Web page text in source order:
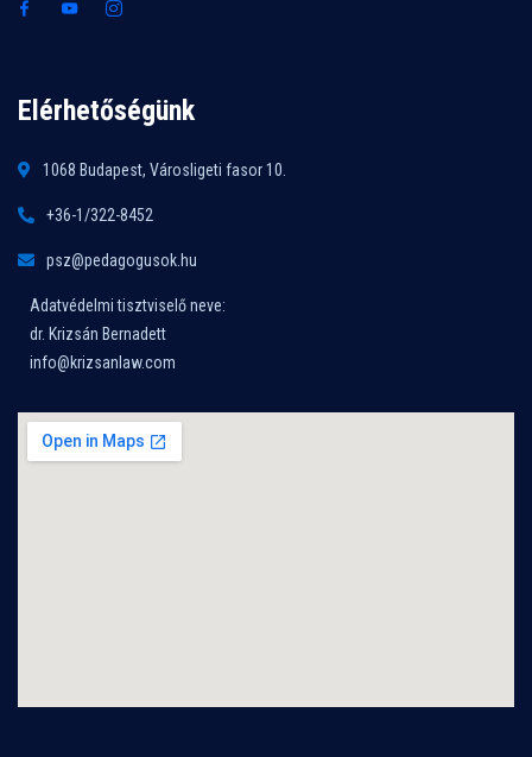
Elérhetőségünk
1068 Budapest, Városligeti fasor 10.
+36-1/322-8452
psz@pedagogusok.hu
Adatvédelmi tisztviselő neve:
dr. Krizsán Bernadett
info@krizsanlaw.com